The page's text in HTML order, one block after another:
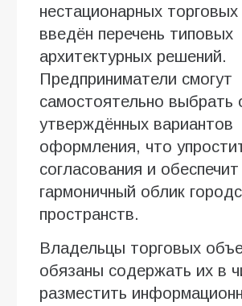
нестационарных
введён перечень типовых
архитектурных решений.
Предприниматели смогут
самостоятельно выбрать
утверждённых вариантов
оформления, что
согласования и обеспечит
гармоничный облик
пространств.
Владельцы торговых
обязаны содержать их в
разместить